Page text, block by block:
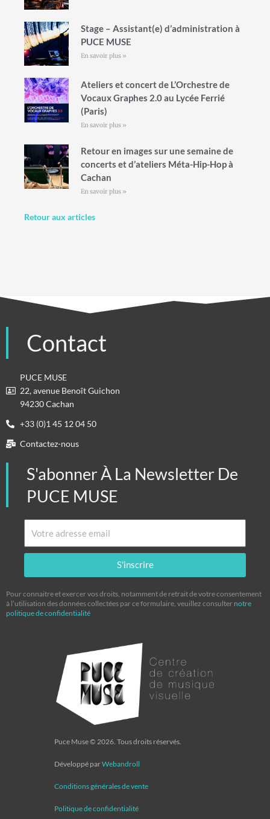
Stage – Assistant(e) d’administration à
PUCE MUSE
En savoir plus »
Ateliers et concert de L’Orchestre de
Vocaux Graphes 2.0 au Lycée Ferrié
(Paris)
En savoir plus »
Retour en images sur une semaine de
concerts et d’ateliers Méta-Hip-Hop à
Cachan
En savoir plus »
Retour aux articles
Contact
PUCE MUSE
22, avenue Benoît Guichon
94230 Cachan
+33 (0)1 45 12 04 50
Contactez-nous
S'abonner À La Newsletter De
PUCE MUSE
S'inscrire
Pour connaitre et exercer vos droits, notamment de retrait de votre consentement
à l’utilisation des données collectées par ce formulaire, veuillez consulter notre
politique de confidentialité
Puce Muse © 2026. Tous droits réservés.
Développé parWebandroll
Conditions générales de vente
Politique de confidentialité